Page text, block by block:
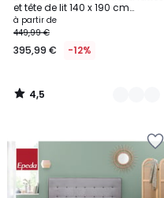
et tête de lit 140 x 190 cm
bouclette texturée LEX
à partir de
449,99 €
395,99 € -12%
4,5
/